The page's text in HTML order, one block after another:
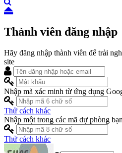
Thành viên đăng nhập
Hãy đăng nhập thành viên để trải
site
Nhập mã xác minh từ ứng dụng
Thử cách khác
Nhập một trong các mã dự phòng
Thử cách khác